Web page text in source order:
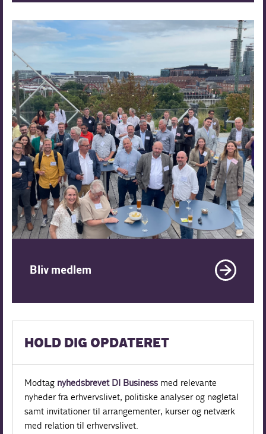
Bliv medlem
HOLD DIG OPDATERET
Modtag nyhedsbrevet DI Business med relevante
nyheder fra erhvervslivet, politiske analyser og nøgletal
samt invitationer til arrangementer, kurser og netværk
med relation til erhvervslivet.